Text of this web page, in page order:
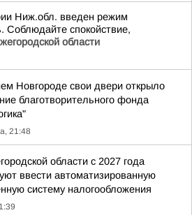
Ниж.обл. введен режим
Соблюдайте спокойствие,
области
Новгороде свои двери открыло
благотворительного фонда
21:48
области с 2027 года
ввести автоматизированную
систему налогообложения